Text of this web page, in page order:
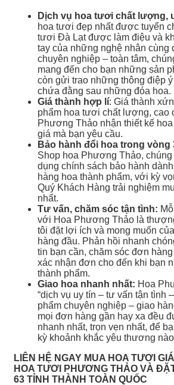
Dịch vụ hoa tươi chất lượng,
hoa tươi đẹp nhất được tuyển
tươi Đà Lạt được làm điệu và
tay của những nghệ nhân cùng
chuyên nghiệp – toàn tâm,
mang đến cho bạn những sản
còn gửi trao những thông điệp
chứa đằng sau những đóa hoa.
Giá thành hợp lí: Giá thành
phẩm hoa tươi chất lượng, cao
Phương Thảo nhận thiết kế
giá mà bạn yêu cầu.
Bảo hành đổi hoa trong vòng
Shop hoa Phương Thảo,
dụng chính sách bảo hành
hàng hoa thành phẩm, với kỳ
Quý Khách Hàng trải nghiệm
nhất.
Tư vấn, chăm sóc tận tình:
với Hoa Phương Thảo là
tôi đặt lợi ích và mong muốn
hàng đầu. Phản hồi nhanh
tin bạn cần, chăm sóc đơn
xác nhận đơn cho đến khi bạn
thành phẩm.
Giao hoa nhanh nhất: Hoa
“dịch vụ uy tín – tư vấn tận tình
phẩm chuyên nghiệp – giao
mọi đơn hàng gần hay xa đều
nhanh nhất, trọn vẹn nhất, để
kỳ khoảnh khắc yêu thương
LIÊN HỆ NGAY MUA HOA TƯƠI
HOA TƯƠI PHƯƠNG THẢO VÀ
63 TỈNH THÀNH TOÀN QUỐC